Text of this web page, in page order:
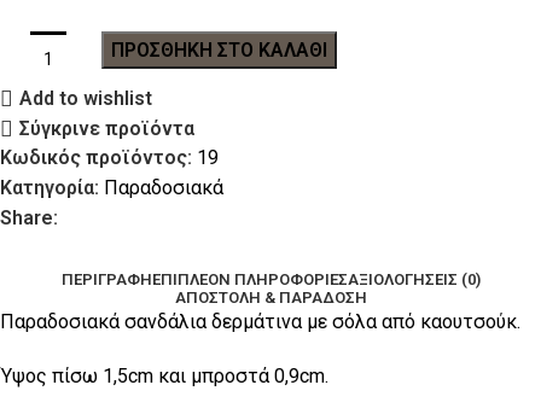
ΠΡΟΣΘΉΚΗ ΣΤΟ ΚΑΛΆΘΙ
Add to wishlist
Σύγκρινε προϊόντα
Κωδικός προϊόντος: 19
Κατηγορία: Παραδοσιακά
Share:
ΠΕΡΙΓΡΑΦΉΕΠΙΠΛΈΟΝ ΠΛΗΡΟΦΟΡΊΕΣΑΞΙΟΛΟΓΉΣΕΙΣ (0)
ΑΠΟΣΤΟΛΉ & ΠΑΡΆΔΟΣΗ
Παραδοσιακά σανδάλια δερμάτινα με σόλα από καουτσούκ.
Ύψος πίσω 1,5cm και μπροστά 0,9cm.